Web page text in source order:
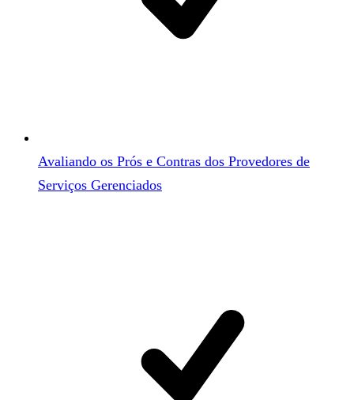
Avaliando os Prós e Contras dos Provedores de
Serviços Gerenciados